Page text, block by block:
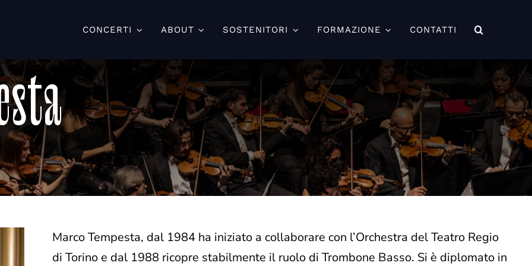
CONCERTI ABOUT SOSTENITORI FORMAZIONE CONTATTI
Marco Tempesta, dal 1984 ha iniziato a collaborare con l’Orchestra del Teatro Regio
di Torino e dal 1988 ricopre stabilmente il ruolo di Trombone Basso. Si è diplomato in